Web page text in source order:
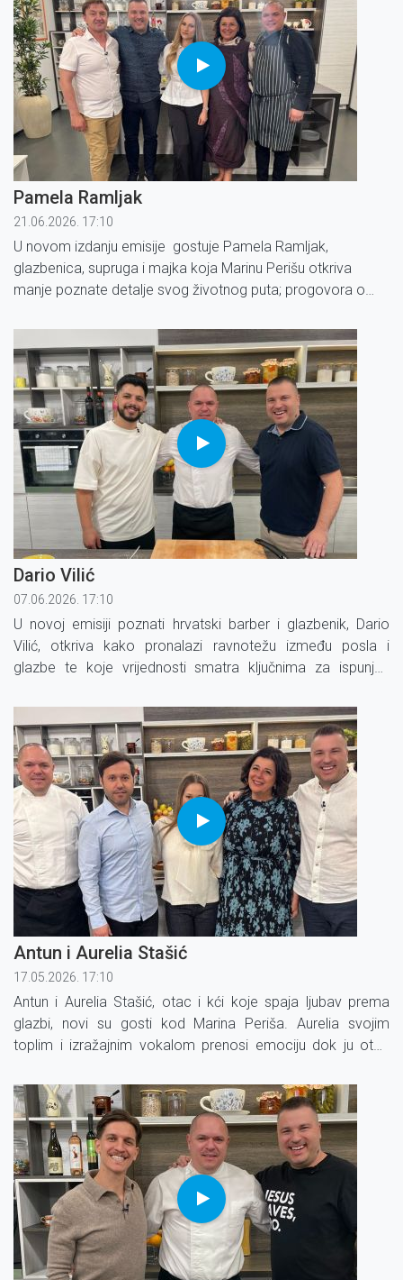
Pamela Ramljak
21.06.2026. 17:10
U novom izdanju emisije gostuje Pamela Ramljak,
glazbenica, supruga i majka koja Marinu Perišu otkriva
manje poznate detalje svog životnog puta; progovora o
Dario Vilić
07.06.2026. 17:10
U novoj emisiji poznati hrvatski barber i glazbenik, Dario
Vilić, otkriva kako pronalazi ravnotežu između posla i
glazbe te koje vrijednosti smatra ključnima za ispunjen
Antun i Aurelia Stašić
17.05.2026. 17:10
Antun i Aurelia Stašić, otac i kći koje spaja ljubav prema
glazbi, novi su gosti kod Marina Periša. Aurelia svojim
toplim i izražajnim vokalom prenosi emociju dok ju otac